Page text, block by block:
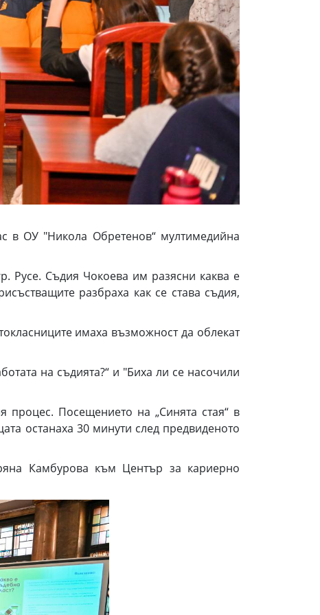
в ОУ "Никола Обретенов“ мултимедийна
Русе. Съдия Чокоева им разясни каква е
разбраха как се става съдия,
имаха възможност да облекат
на съдията?“ и "Биха ли се насочили
процес. Посещението на „Синята стая“ в
останаха 30 минути след предвиденото
Камбурова към Център за кариерно